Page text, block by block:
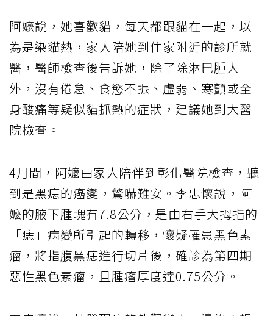
阿嬤說，她喜歡貓，每天都跟貓在一起，以
為是染貓熱，家人陪她到住家附近的診所就
醫，醫師檢查後告訴她，除了除淋巴腫大
外，沒有倦怠、食慾不振、虛弱、寒顫或全
身酸痛等疑似貓抓熱的症狀，建議她到大醫
院檢查。
4月間，阿嬤由家人陪伴到彰化醫院檢查，聽
到是黑痣的癌變，驚嚇難安。李忠懷說，阿
嬤的腋下腫塊有7.8公分，是由右手大拇指的
「痣」病變所引起的轉移，懷疑罹患黑色素
瘤，將指腹黑痣進行切片後，確診為第四期
惡性黑色素瘤，且腫瘤厚度達0.75公分。